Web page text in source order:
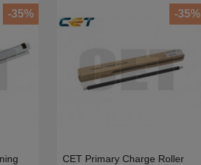
-35%
CET Primary Charge Roller
-35%